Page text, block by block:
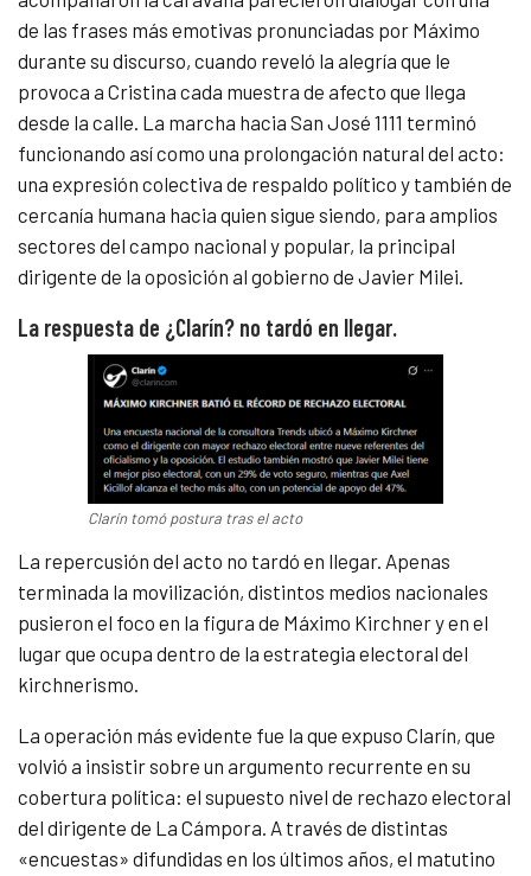
de las frases más emotivas pronunciadas por Máximo
durante su discurso, cuando reveló la alegría que le
provoca a Cristina cada muestra de afecto que llega
desde la calle. La marcha hacia San José 1111 terminó
funcionando así como una prolongación natural del acto:
una expresión colectiva de respaldo político y también de
cercanía humana hacia quien sigue siendo, para amplios
sectores del campo nacional y popular, la principal
dirigente de la oposición al gobierno de Javier Milei.
La respuesta de ¿Clarín? no tardó en llegar.
Clarín tomó postura tras el acto
La repercusión del acto no tardó en llegar. Apenas
terminada la movilización, distintos medios nacionales
pusieron el foco en la figura de Máximo Kirchner y en el
lugar que ocupa dentro de la estrategia electoral del
kirchnerismo.
La operación más evidente fue la que expuso Clarín, que
volvió a insistir sobre un argumento recurrente en su
cobertura política: el supuesto nivel de rechazo electoral
del dirigente de La Cámpora. A través de distintas
«encuestas» difundidas en los últimos años, el matutino